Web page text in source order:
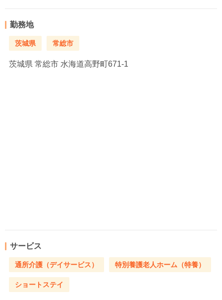
勤務地
茨城県 常総市
茨城県 常総市 水海道高野町671-1
サービス
通所介護（デイサービス） 特別養護老人ホーム（特養）
ショートステイ